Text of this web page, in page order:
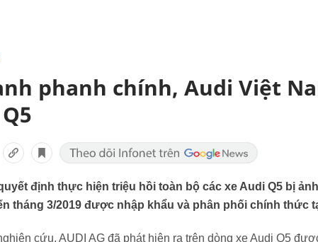
phanh chính, Audi Việt
định thực hiện triệu hồi toàn bộ các xe Audi Q5 bị
tháng 3/2019 được nhập khẩu và phân phối chính thức
cứu, AUDI AG đã phát hiện ra trên dòng xe Audi Q5